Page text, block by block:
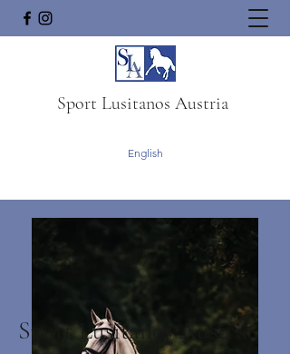
Sport Lusitanos Austria
English
Sport Lusitanos Austria